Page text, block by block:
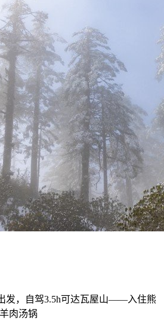
，自驾3.5h可达瓦屋山——入住熊
肉汤锅